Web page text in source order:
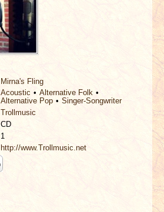
Mirna's Fling
Acoustic
Alternative Folk
Alternative Pop
Singer-Songwriter
Trollmusic
CD
1
http://www.Trollmusic.net